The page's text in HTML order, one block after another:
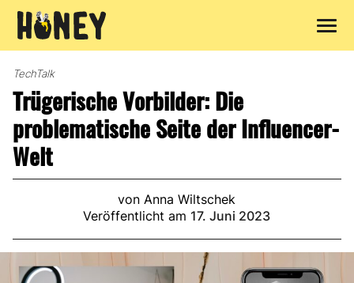
InhaltTechTalk
Trügerische Vorbilder: Die
problematische Seite der Influencer-
Welt
von Anna Wiltschek
Veröffentlicht am 17. Juni 2023